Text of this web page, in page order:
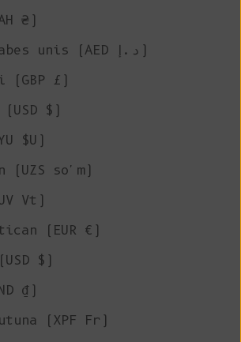
₴)
Émirats arabes unis (AED د.إ)
(GBP £)
$)
$U)
(UZS so'm)
Vt)
(EUR €)
$)
₫)
(XPF Fr)